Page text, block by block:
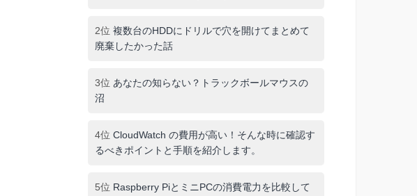
2位 複数台のHDDにドリルで穴を開けてまとめて
廃棄したかった話
3位 あなたの知らない？トラックボールマウスの
沼
4位 CloudWatch の費用が高い！そんな時に確認す
るべきポイントと手順を紹介します。
5位 Raspberry PiとミニPCの消費電力を比較して